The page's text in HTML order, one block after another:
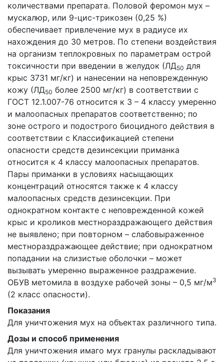
количествами препарата. Половой феромон мух –
мускалюр, или 9-цис-трикозен (0,25 %)
обеспечивает привлечение мух в радиусе их
нахождения до 30 метров. По степени воздействия
на организм теплокровных по параметрам острой
токсичности при введении в желудок (ЛД50 для
крыс 3731 мг/кг) и нанесении на неповрежденную
кожу (ЛД50 более 2500 мг/кг) в соответствии с
ГОСТ 12.1.007-76 относится к 3 – 4 классу умеренно
и малоопасных препаратов соответственно; по
зоне острого и подострого биоцидного действия в
соответствии с Классификацией степени
опасности средств дезинсекции приманка
относится к 4 классу малоопасных препаратов.
Пары приманки в условиях насыщающих
концентраций относятся также к 4 классу
малоопасных средств дезинсекции. При
однократном контакте с неповрежденной кожей
крыс и кроликов местнораздражающего действия
не выявлено; при повторном – слабовыраженное
местнораздражающее действие; при однократном
попадании на слизистые оболочки – может
вызывать умеренно выраженное раздражение.
ОБУВ метомила в воздухе рабочей зоны – 0,5 мг/м3
(2 класс опасности).
Показания
Для уничтожения мух на объектах различного типа.
Дозы и способ применения
Для уничтожения имаго мух гранулы раскладывают